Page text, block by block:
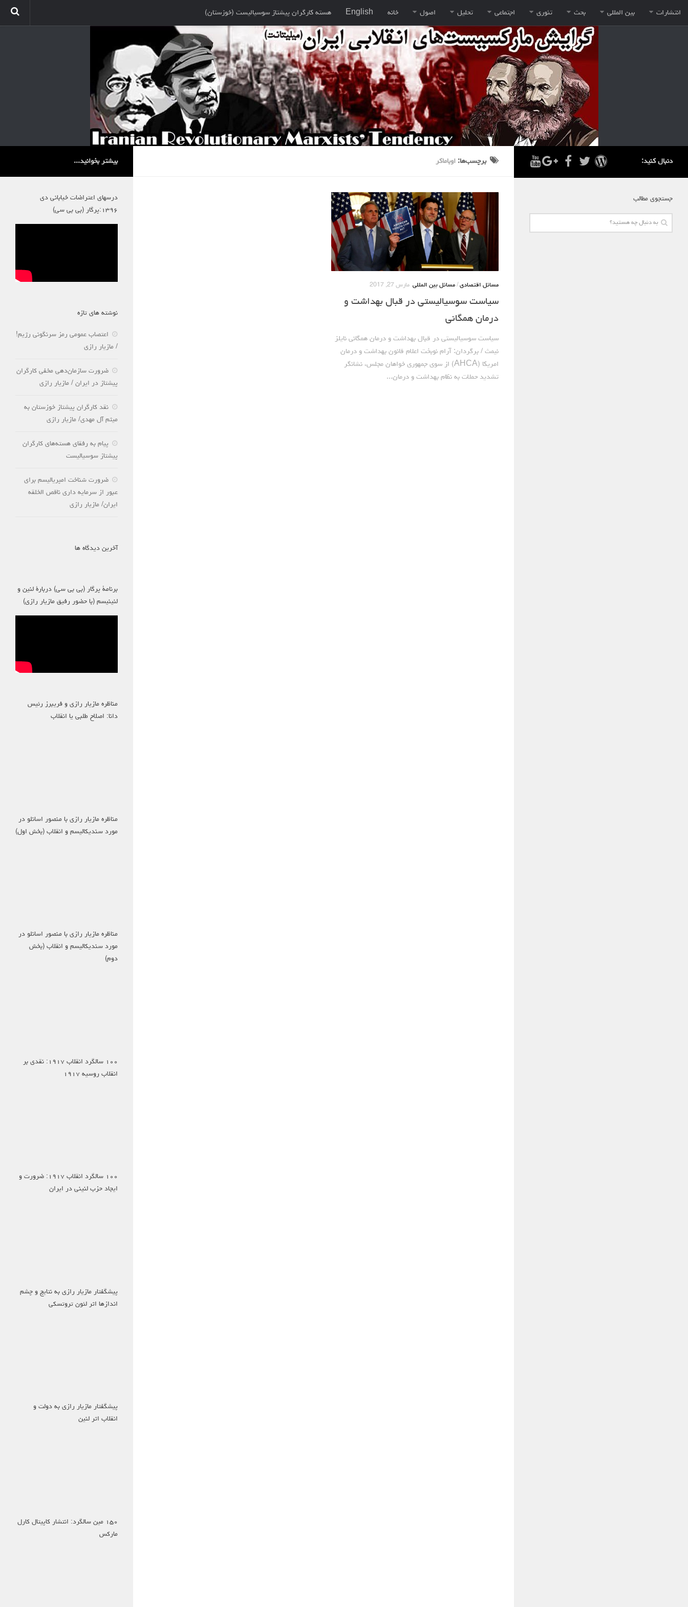
انتشارات بین المللی بحث تئوری اجتماعی تحلیل اصول خانه English هسته کارگران پيشتاز سوسياليست (خوزستان)
برچسب‌ها: اوباماکر
مسائل اقتصادی / مسائل بین المللی مارس 27, 2017
سیاست سوسیالیستی در قبال بهداشت و
درمان همگانی
سیاست سوسیالیستی در قبال بهداشت و درمان همگانی نایلز
نیمث / برگردان: آرام نوبخت اعلام قانون بهداشت و درمان
امریکا (AHCA) از سوی جمهوری خواهان مجلس، نشانگر
تشدید حملات به نظام بهداشت و درمان...
دنبال کنید:
جستجوی مطالب
بیشتر بخوانید...
درسهای اعتراضات خیابانی دی
۱۳۹۶:پرگار (بی بی سی)
نوشته های تازه
اعتصاب عمومی رمز سرنگونی رژیم!
/ مازیار رازی
ضرورت سازمان‌دهی مخفی کارگران
پیشتاز در ایران / مازیار رازی
نقد کارگران پیشتاز خوزستان به
میثم آل مهدی/ مازیار رازی
پیام به رفقای هسته‌های کارگران
پیشتاز سوسیالیست
ضرورت شناخت امپریالیسم برای
عبور از سرمایه داری ناقص الخلقه
ایران/ مازیار رازی
آخرین دیدگاه ها
برنامۀ پرگار (بی بی سی) دربارۀ لنین و
لنینیسم (با حضور رفیق مازیار رازی)
مناظره مازیار رازی و فریبرز رئیس
دانا: اصلاح طلبی یا انقلاب
مناظره مازیار رازی با منصور اسانلو در
مورد سندیکالیسم و انقلاب (بخش اول)
مناظره مازیار رازی با منصور اسانلو در
مورد سندیکالیسم و انقلاب (بخش
دوم)
۱۰۰ سالگرد انقلاب ۱۹۱۷: نقدی بر
انقلاب روسیه ۱۹۱۷
۱۰۰ سالگرد انقلاب ۱۹۱۷: ضرورت و
ایجاد حزب لنینی در ایران
پیشگفتار مازیار رازی به نتایج و چشم
اندازها اثر لئون تروتسکی
پیشگفتار مازیار رازی به دولت و
انقلاب اثر لنین
۱۵۰ مین سالگرد: انتشار کاپیتال کارل
مارکس